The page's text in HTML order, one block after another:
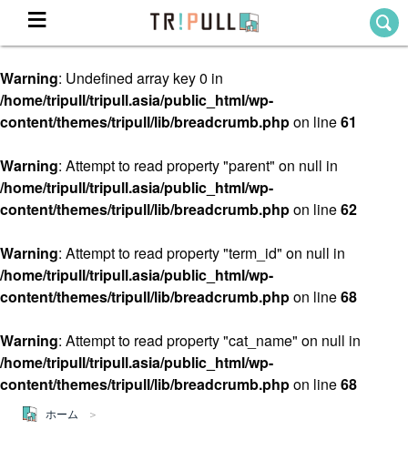
ホーム
Theme
テーマから探す
TRIPULLブログ
About
私たちについて
Warning: Undefined array key 0 in
/home/tripull/tripull.asia/public_html/wp-
content/themes/tripull/lib/breadcrumb.phpon line61
Warning: Attempt to read property "parent" on null in
/home/tripull/tripull.asia/public_html/wp-
content/themes/tripull/lib/breadcrumb.phpon line62
Warning: Attempt to read property "term_id" on null in
/home/tripull/tripull.asia/public_html/wp-
content/themes/tripull/lib/breadcrumb.phpon line68
Warning: Attempt to read property "cat_name" on null in
/home/tripull/tripull.asia/public_html/wp-
content/themes/tripull/lib/breadcrumb.phpon line68
ホーム